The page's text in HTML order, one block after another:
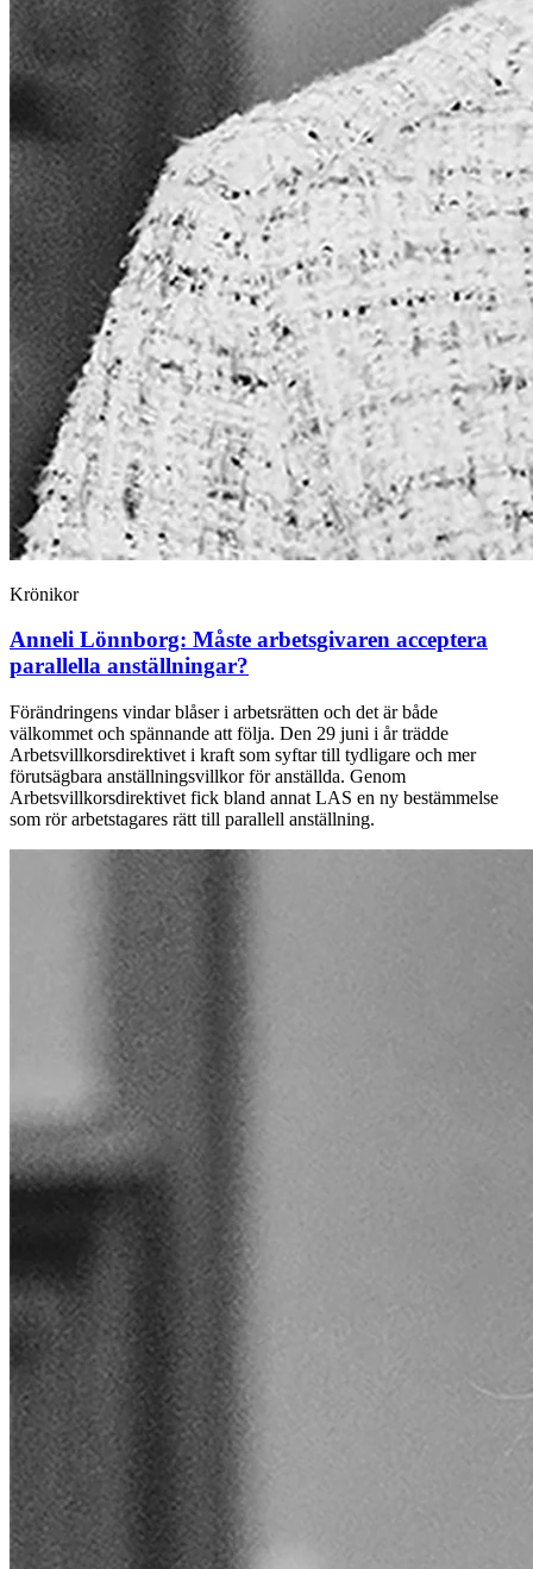
Krönikor
Anneli Lönnborg: Måste arbetsgivaren acceptera
parallella anställningar?
Förändringens vindar blåser i arbetsrätten och det är både
välkommet och spännande att följa. Den 29 juni i år trädde
Arbetsvillkorsdirektivet i kraft som syftar till tydligare och mer
förutsägbara anställningsvillkor för anställda. Genom
Arbetsvillkorsdirektivet fick bland annat LAS en ny bestämmelse
som rör arbetstagares rätt till parallell anställning.